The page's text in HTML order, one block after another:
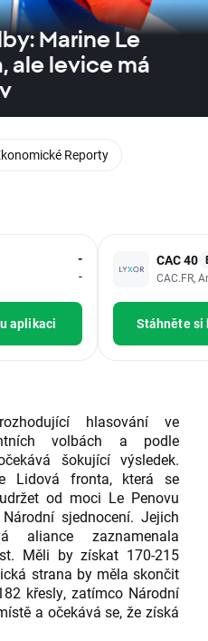
Marine Le
ale levice má
-
-
aplikaci
CAC 40
CAC.FR,
Stáhněte
hlasování ve
volbách a podle
šokující výsledek.
Lidová fronta, která se
od moci Le Penovu
sjednocení. Jejich
zaznamenala
Měli by získat 170-215
strana by měla skončit
křesly, zatímco Národní
a očekává se, že získá
Reporty